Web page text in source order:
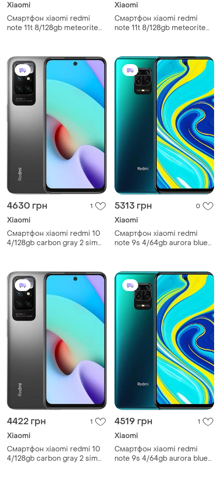
Xiaomi
Смартфон xiaomi redmi
note 11t 8/128gb meteorite
5000 маг міцний
Xiaomi
Смартфон xiaomi redmi
note 11t 8/128gb meteorite
5000 маг gg
4630 грн 1
Xiaomi
Смартфон xiaomi redmi 10
4/128gb carbon gray 2 sim
5313 грн 0
Xiaomi
Смартфон xiaomi redmi
note 9s 4/64gb aurora blue
5020 mah snapdragon 720g
bluetooth 5.0
4422 грн 1
Xiaomi
Смартфон xiaomi redmi 10
4/128gb carbon gray 2 sim
4519 грн 1
Xiaomi
Смартфон xiaomi redmi
note 9s 4/64gb aurora blue